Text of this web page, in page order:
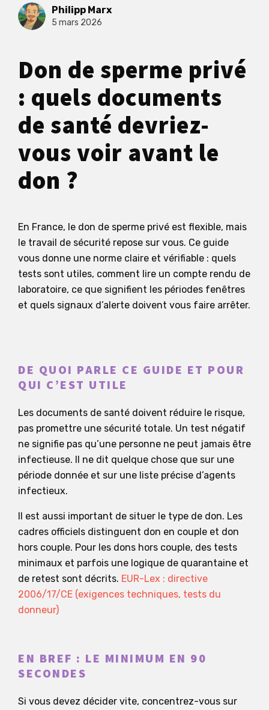
Philipp Marx
5 mars 2026
Don de sperme privé
: quels documents
de santé devriez-
vous voir avant le
don ?
En France, le don de sperme privé est flexible, mais
le travail de sécurité repose sur vous. Ce guide
vous donne une norme claire et vérifiable : quels
tests sont utiles, comment lire un compte rendu de
laboratoire, ce que signifient les périodes fenêtres
et quels signaux d’alerte doivent vous faire arrêter.
DE QUOI PARLE CE GUIDE ET POUR
QUI C’EST UTILE
Les documents de santé doivent réduire le risque,
pas promettre une sécurité totale. Un test négatif
ne signifie pas qu’une personne ne peut jamais être
infectieuse. Il ne dit quelque chose que sur une
période donnée et sur une liste précise d’agents
infectieux.
Il est aussi important de situer le type de don. Les
cadres officiels distinguent don en couple et don
hors couple. Pour les dons hors couple, des tests
minimaux et parfois une logique de quarantaine et
de retest sont décrits. EUR-Lex : directive
2006/17/CE (exigences techniques, tests du
donneur)
EN BREF : LE MINIMUM EN 90
SECONDES
Si vous devez décider vite, concentrez-vous sur